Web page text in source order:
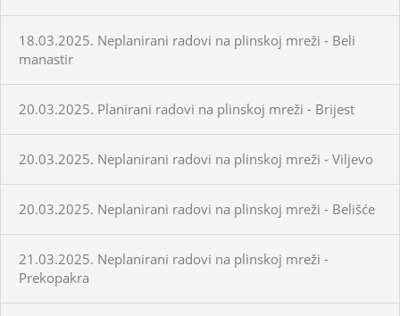
18.03.2025. Neplanirani radovi na plinskoj mreži - Beli
manastir
20.03.2025. Planirani radovi na plinskoj mreži - Brijest
20.03.2025. Neplanirani radovi na plinskoj mreži - Viljevo
20.03.2025. Neplanirani radovi na plinskoj mreži - Belišće
21.03.2025. Neplanirani radovi na plinskoj mreži -
Prekopakra